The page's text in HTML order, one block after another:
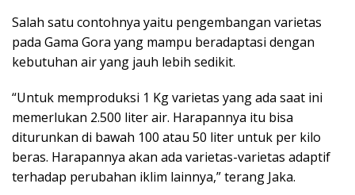
Salah satu contohnya yaitu pengembangan varietas
pada Gama Gora yang mampu beradaptasi dengan
kebutuhan air yang jauh lebih sedikit.
“Untuk memproduksi 1 Kg varietas yang ada saat ini
memerlukan 2.500 liter air. Harapannya itu bisa
diturunkan di bawah 100 atau 50 liter untuk per kilo
beras. Harapannya akan ada varietas-varietas adaptif
terhadap perubahan iklim lainnya,” terang Jaka.